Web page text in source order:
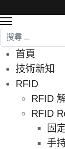
搜尋
首頁
技術新知
RFID
RFID
RFID
固
手